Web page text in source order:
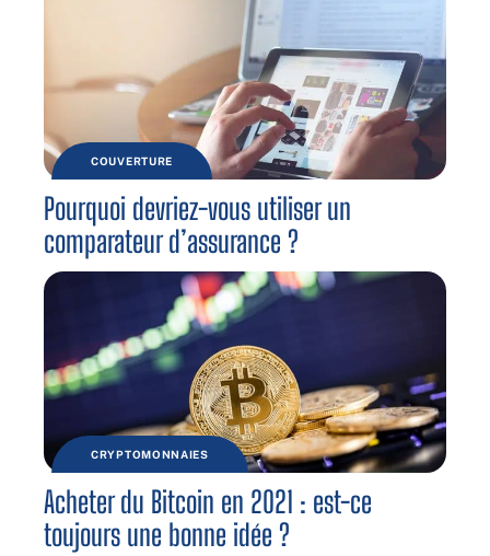
COUVERTURE
Pourquoi devriez-vous utiliser un
comparateur d’assurance ?
CRYPTOMONNAIES
Acheter du Bitcoin en 2021 : est-ce
toujours une bonne idée ?